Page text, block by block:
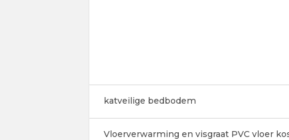
katveilige bedbodem
Vloerverwarming en visgraat PVC vloer